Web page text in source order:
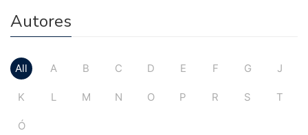
Autores
All A B C D E F G J
K L M N O P R S T
Ó